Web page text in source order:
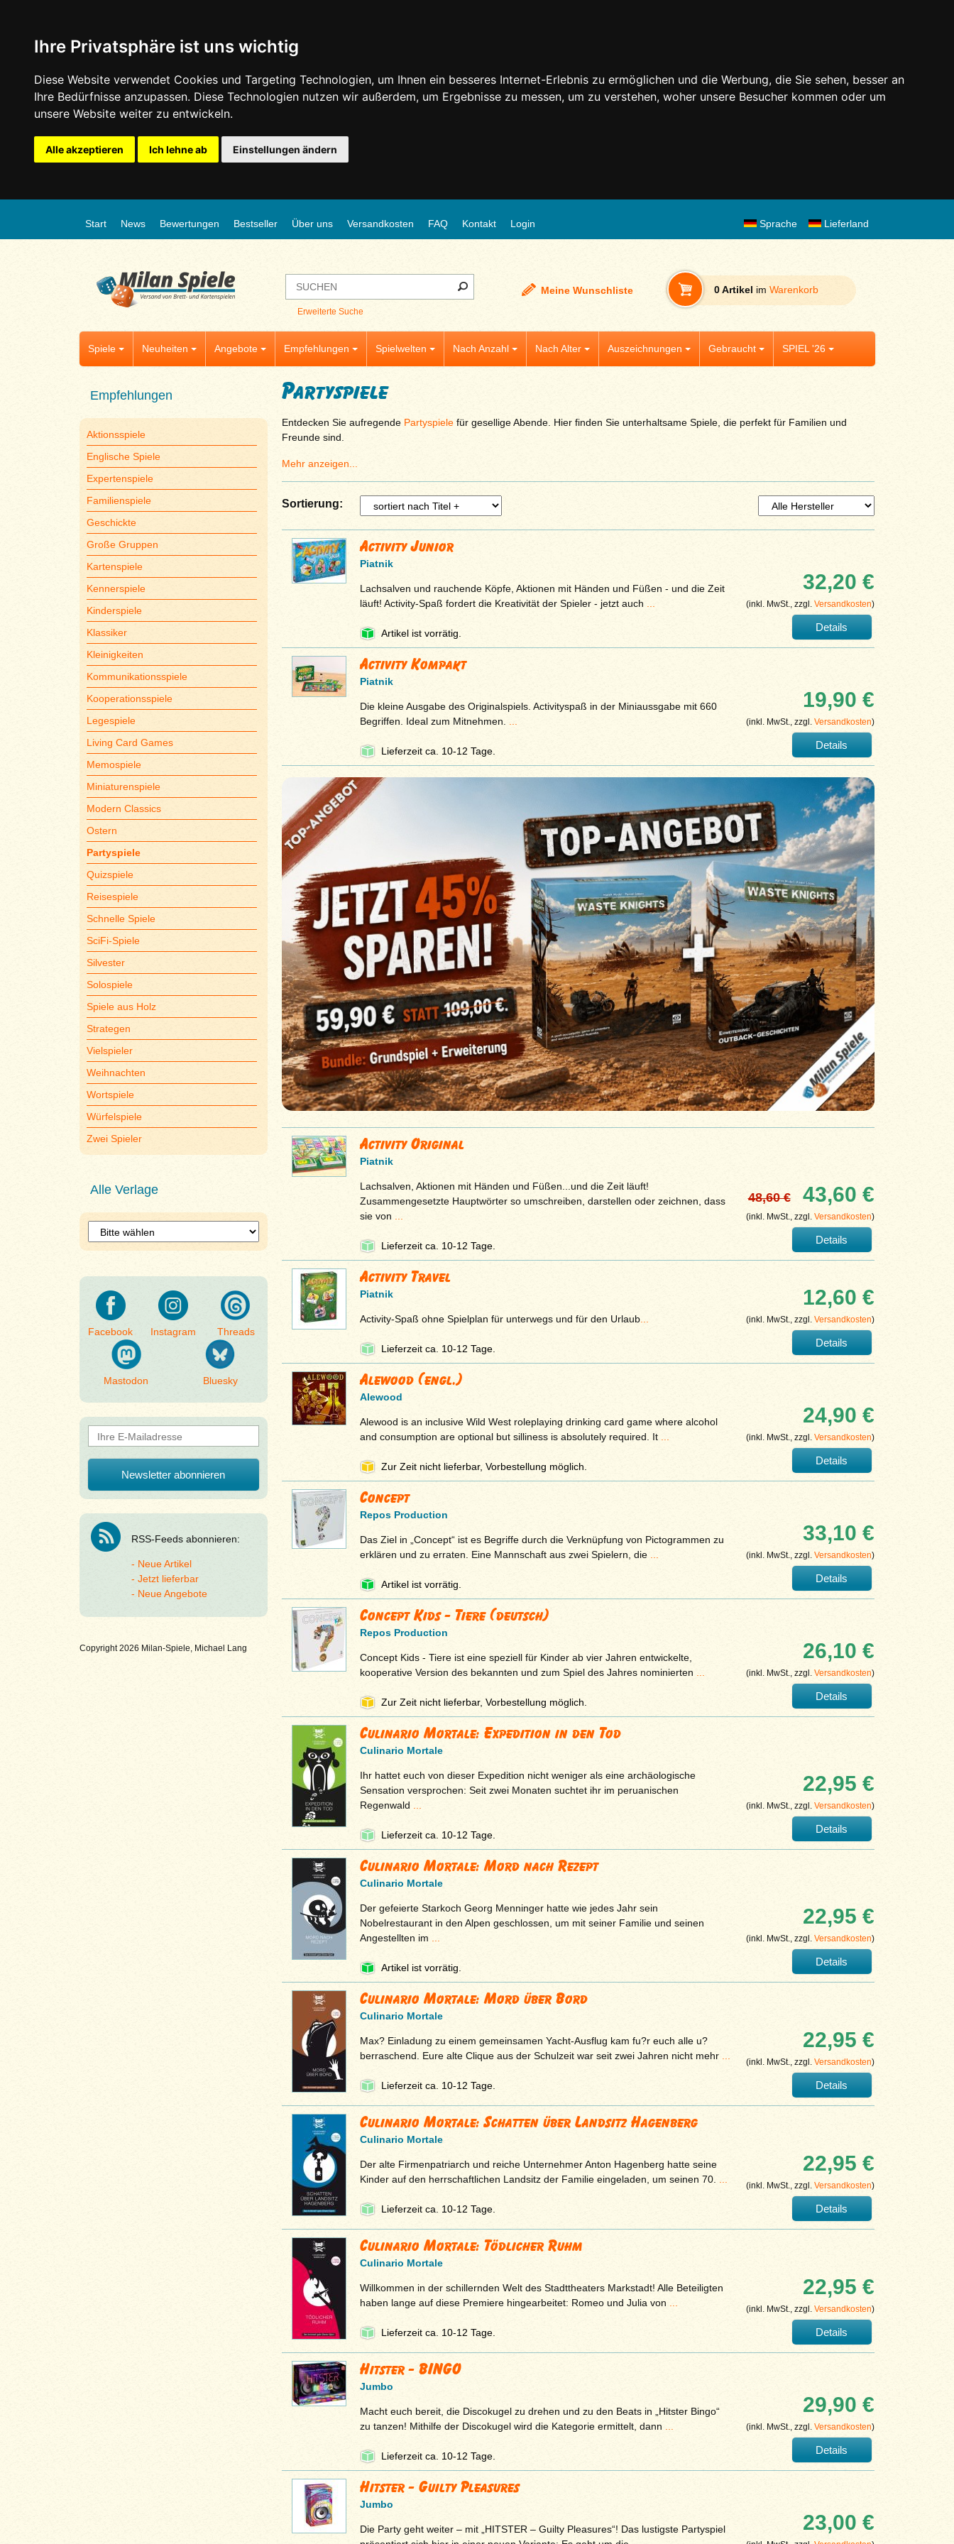
Ihre Privatsphäre ist uns wichtig
Diese Website verwendet Cookies und Targeting Technologien, um Ihnen ein besseres Internet-Erlebnis zu ermöglichen und die Werbung, die Sie sehen, besser an
Ihre Bedürfnisse anzupassen. Diese Technologien nutzen wir außerdem, um Ergebnisse zu messen, um zu verstehen, woher unsere Besucher kommen oder um
unsere Website weiter zu entwickeln.
Alle akzeptieren Ich lehne ab Einstellungen ändern
Start News Bewertungen Bestseller Über uns Versandkosten FAQ Kontakt Login Lieferland
Sprache
Erweiterte Suche
Meine Wunschliste 0 Artikel im Warenkorb
Spiele Neuheiten Angebote Empfehlungen Spielwelten Nach Anzahl Nach Alter Auszeichnungen Gebraucht SPIEL '26
Empfehlungen
Aktionsspiele
Englische Spiele
Expertenspiele
Familienspiele
Geschickte
Große Gruppen
Kartenspiele
Kennerspiele
Kinderspiele
Klassiker
Kleinigkeiten
Kommunikationsspiele
Kooperationsspiele
Legespiele
Living Card Games
Memospiele
Miniaturenspiele
Modern Classics
Ostern
Partyspiele
Quizspiele
Reisespiele
Schnelle Spiele
SciFi-Spiele
Silvester
Solospiele
Spiele aus Holz
Strategen
Vielspieler
Weihnachten
Wortspiele
Würfelspiele
Zwei Spieler
Alle Verlage
Facebook Instagram Threads
Mastodon Bluesky
RSS-Feeds abonnieren:
Neue Artikel
Jetzt lieferbar
Neue Angebote
Copyright 2026 Milan-Spiele, Michael Lang
Partyspiele
Entdecken Sie aufregende Partyspielefür gesellige Abende. Hier finden Sie unterhaltsame Spiele, die perfekt für Familien und
Freunde sind.
Mehr anzeigen...
Sortierung:
Activity Junior
Piatnik
Lachsalven und rauchende Köpfe, Aktionen mit Händen und Füßen - und die Zeit
läuft! Activity-Spaß fordert die Kreativität der Spieler - jetzt auch
Artikel ist vorrätig.
32,20 €
(inkl. MwSt., zzgl. Versandkosten)
Details
Activity Kompakt
Piatnik
Die kleine Ausgabe des Originalspiels. Activityspaß in der Miniaussgabe mit 660
Begriffen. Ideal zum Mitnehmen.
Lieferzeit ca. 10-12 Tage.
19,90 €
(inkl. MwSt., zzgl. Versandkosten)
Details
Activity Original
Piatnik
Lachsalven, Aktionen mit Händen und Füßen...und die Zeit läuft!
Zusammengesetzte Hauptwörter so umschreiben, darstellen oder zeichnen, dass
sie von
Lieferzeit ca. 10-12 Tage.
48,60 € 43,60 €
(inkl. MwSt., zzgl. Versandkosten)
Details
Activity Travel
Piatnik
Activity-Spaß ohne Spielplan für unterwegs und für den Urlaub...
Lieferzeit ca. 10-12 Tage.
12,60 €
(inkl. MwSt., zzgl. Versandkosten)
Details
Alewood (engl.)
Alewood
Alewood is an inclusive Wild West roleplaying drinking card game where alcohol
and consumption are optional but silliness is absolutely required. It
Zur Zeit nicht lieferbar, Vorbestellung möglich.
24,90 €
(inkl. MwSt., zzgl. Versandkosten)
Details
Concept
Repos Production
Das Ziel in „Concept“ ist es Begriffe durch die Verknüpfung von Pictogrammen zu
erklären und zu erraten. Eine Mannschaft aus zwei Spielern, die
Artikel ist vorrätig.
33,10 €
(inkl. MwSt., zzgl. Versandkosten)
Details
Concept Kids - Tiere (deutsch)
Repos Production
Concept Kids - Tiere ist eine speziell für Kinder ab vier Jahren entwickelte,
kooperative Version des bekannten und zum Spiel des Jahres nominierten
Zur Zeit nicht lieferbar, Vorbestellung möglich.
26,10 €
(inkl. MwSt., zzgl. Versandkosten)
Details
Culinario Mortale: Expedition in den Tod
Culinario Mortale
Ihr hattet euch von dieser Expedition nicht weniger als eine archäologische
Sensation versprochen: Seit zwei Monaten suchtet ihr im peruanischen
Regenwald
Lieferzeit ca. 10-12 Tage.
22,95 €
(inkl. MwSt., zzgl. Versandkosten)
Details
Culinario Mortale: Mord nach Rezept
Culinario Mortale
Der gefeierte Starkoch Georg Menninger hatte wie jedes Jahr sein
Nobelrestaurant in den Alpen geschlossen, um mit seiner Familie und seinen
Angestellten im
Artikel ist vorrätig.
22,95 €
(inkl. MwSt., zzgl. Versandkosten)
Details
Culinario Mortale: Mord über Bord
Culinario Mortale
Max? Einladung zu einem gemeinsamen Yacht-Ausflug kam fu?r euch alle u?
berraschend. Eure alte Clique aus der Schulzeit war seit zwei Jahren nicht mehr
Lieferzeit ca. 10-12 Tage.
22,95 €
(inkl. MwSt., zzgl. Versandkosten)
Details
Culinario Mortale: Schatten über Landsitz Hagenberg
Culinario Mortale
Der alte Firmenpatriarch und reiche Unternehmer Anton Hagenberg hatte seine
Kinder auf den herrschaftlichen Landsitz der Familie eingeladen, um seinen 70.
Lieferzeit ca. 10-12 Tage.
22,95 €
(inkl. MwSt., zzgl. Versandkosten)
Details
Culinario Mortale: Tödlicher Ruhm
Culinario Mortale
Willkommen in der schillernden Welt des Stadttheaters Markstadt! Alle Beteiligten
haben lange auf diese Premiere hingearbeitet: Romeo und Julia von
Lieferzeit ca. 10-12 Tage.
22,95 €
(inkl. MwSt., zzgl. Versandkosten)
Details
Hitster - BINGO
Jumbo
Macht euch bereit, die Discokugel zu drehen und zu den Beats in „Hitster Bingo“
zu tanzen! Mithilfe der Discokugel wird die Kategorie ermittelt, dann
Lieferzeit ca. 10-12 Tage.
29,90 €
(inkl. MwSt., zzgl. Versandkosten)
Details
Hitster - Guilty Pleasures
Jumbo
Die Party geht weiter – mit „HITSTER – Guilty Pleasures“! Das lustigste Partyspiel
23,00 €